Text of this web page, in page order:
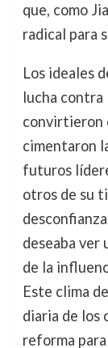
que, como
radical para
Los ideales
lucha contra
convirtieron
cimentaron
futuros
otros de su
deseaba ver
de la
Este clima
diaria de los
reforma